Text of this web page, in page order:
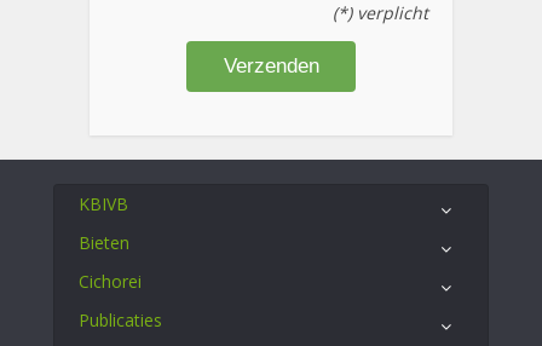
(*) verplicht
KBIVB
Bieten
Cichorei
Publicaties